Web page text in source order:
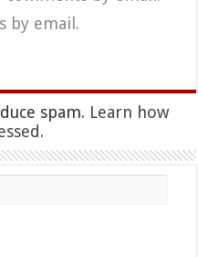
by email.
spam. Learn how